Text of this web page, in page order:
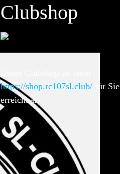
Clubshop
https://shop.rc107sl.club/ für Sie
erreichbar.